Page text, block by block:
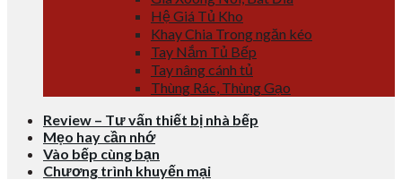
Hệ Giá Tủ Kho
Khay Chia Trong ngăn kéo
Tay Nắm Tủ Bếp
Tay nâng cánh tủ
Thùng Rác, Thùng Gạo
Review – Tư vấn thiết bị nhà bếp
Mẹo hay cần nhớ
Vào bếp cùng bạn
Chương trình khuyến mại